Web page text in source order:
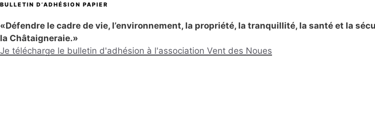
BULLETIN D’ADHÉSION PAPIER
«Défendre le cadre de vie, l’environnement, la propriété, la tranquillité, la santé et la
la Châtaigneraie.»
Je télécharge le bulletin d'adhésion à l'association Vent des Noues